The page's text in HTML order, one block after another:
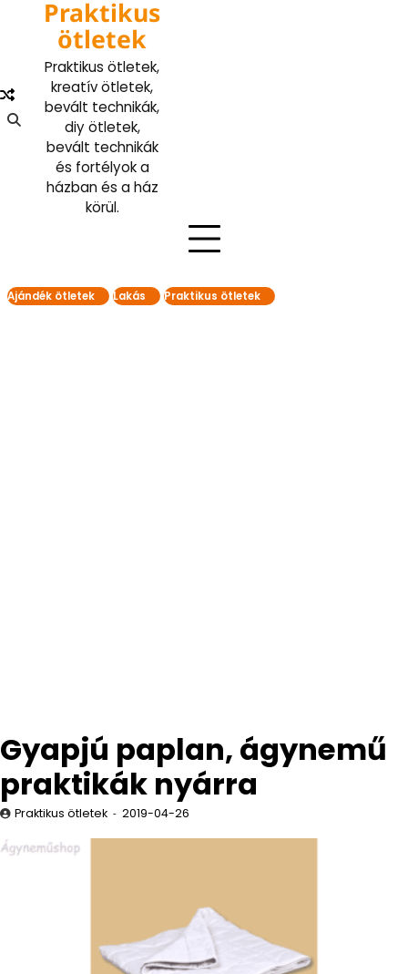
Praktikus
ötletek
Praktikus ötletek,
kreatív ötletek,
bevált technikák,
diy ötletek,
bevált technikák
és fortélyok a
házban és a ház
körül.
Ajándék ötletek Lakás Praktikus ötletek
Gyapjú paplan, ágynemű
praktikák nyárra
Praktikus ötletek 2019-04-26